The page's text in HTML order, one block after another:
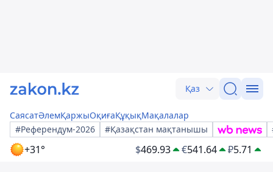
Қаз
СаясатӘлемҚаржыОқиғаҚұқықМақалалар
#Референдум-2026
#Қазақстан мақтанышы
+31° $469.93 €541.64 ₽5.71